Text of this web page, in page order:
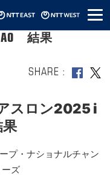
メ
ニ
おもてなし⼭形
結果
SHARE
スロン2025 i
プ・ナショナルチャン
ズ